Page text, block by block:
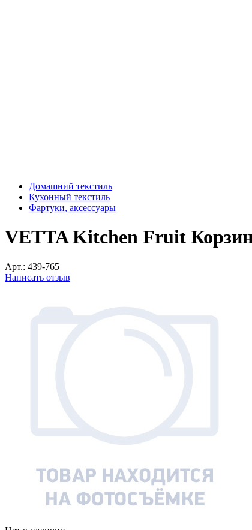
Домашний текстиль
Кухонный текстиль
Фартуки, аксессуары
VETTA Kitchen Fruit
Арт.: 439-765
Написать отзыв